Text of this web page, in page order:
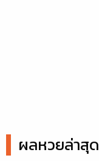
ผลหวยล่าสุด